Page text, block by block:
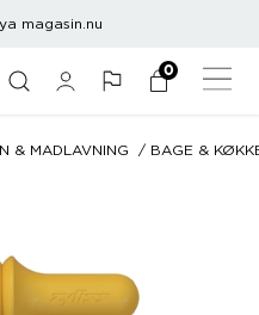
magasin.nu
0
& MADLAVNING BAGE &